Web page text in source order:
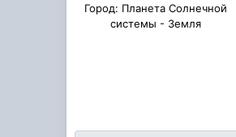
Город: Планета Солнечной
системы - Земля